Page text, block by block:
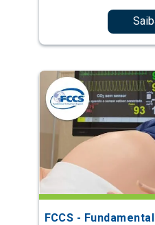
FCCS -